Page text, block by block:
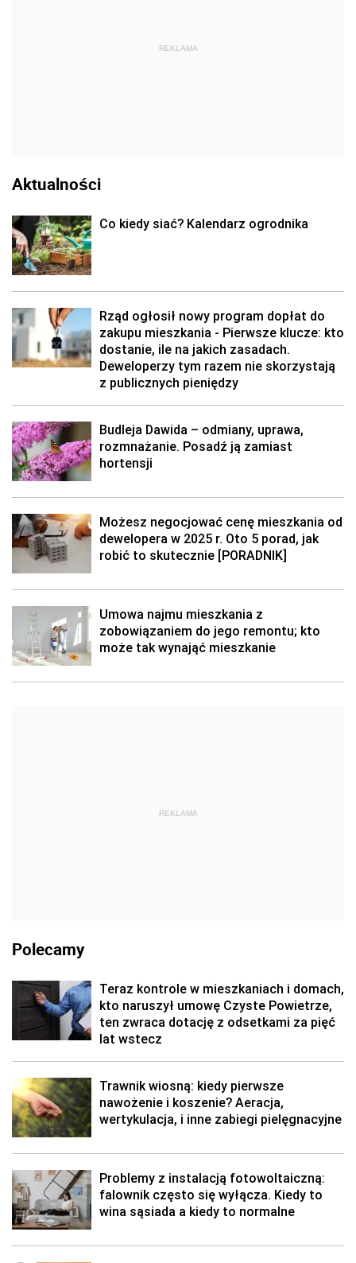
REKLAMA
Aktualności
Co kiedy siać? Kalendarz ogrodnika
Rząd ogłosił nowy program dopłat do
zakupu mieszkania - Pierwsze klucze: kto
dostanie, ile na jakich zasadach.
Deweloperzy tym razem nie skorzystają
z publicznych pieniędzy
Budleja Dawida – odmiany, uprawa,
rozmnażanie. Posadź ją zamiast
hortensji
Możesz negocjować cenę mieszkania od
dewelopera w 2025 r. Oto 5 porad, jak
robić to skutecznie [PORADNIK]
Umowa najmu mieszkania z
zobowiązaniem do jego remontu; kto
może tak wynająć mieszkanie
REKLAMA
Polecamy
Teraz kontrole w mieszkaniach i domach,
kto naruszył umowę Czyste Powietrze,
ten zwraca dotację z odsetkami za pięć
lat wstecz
Trawnik wiosną: kiedy pierwsze
nawożenie i koszenie? Aeracja,
wertykulacja, i inne zabiegi pielęgnacyjne
Problemy z instalacją fotowoltaiczną:
falownik często się wyłącza. Kiedy to
wina sąsiada a kiedy to normalne